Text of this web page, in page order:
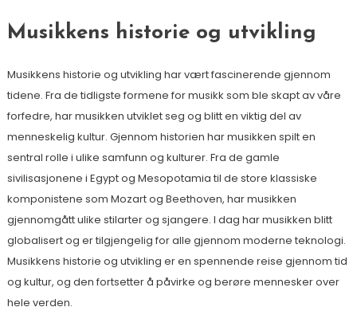
Musikkens historie og utvikling
Musikkens historie og utvikling har vært fascinerende gjennom
tidene. Fra de tidligste formene for musikk som ble skapt av våre
forfedre, har musikken utviklet seg og blitt en viktig del av
menneskelig kultur. Gjennom historien har musikken spilt en
sentral rolle i ulike samfunn og kulturer. Fra de gamle
sivilisasjonene i Egypt og Mesopotamia til de store klassiske
komponistene som Mozart og Beethoven, har musikken
gjennomgått ulike stilarter og sjangere. I dag har musikken blitt
globalisert og er tilgjengelig for alle gjennom moderne teknologi.
Musikkens historie og utvikling er en spennende reise gjennom tid
og kultur, og den fortsetter å påvirke og berøre mennesker over
hele verden.